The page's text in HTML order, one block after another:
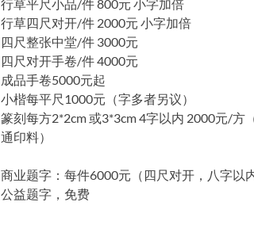
行草平尺小品/件 800元 小字加倍
行草四尺对开/件 2000元 小字加倍
四尺整张中堂/件 3000元
四尺对开手卷/件 4000元
成品手卷5000元起
小楷每平尺1000元（字多者另议）
篆刻每方2*2cm 或3*3cm 4字以内 2000元/方
通印料）
商业题字：每件6000元（四尺对开，八字以内
公益题字，免费